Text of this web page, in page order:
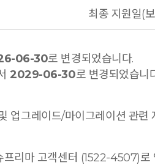
최종 지원일(
06-30로 변경되었습니다.
2029-06-30로 변경되었습니
업그레이드/마이그레이션 관련
리마 고객센터 (1522-4507)로